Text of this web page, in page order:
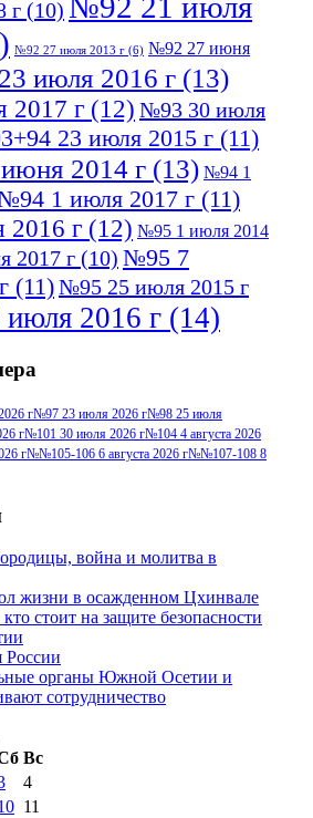
г (10)
№92 27 июля 2013 г (6) №92 27 июня
июля 2016 г (13)
2017 г (12) №93 30 июля
23 июля 2015 г (11)
2014 г (13) №94 1
1 июля 2017 г (11)
г (12) №95 1 июля 2014
2017 г (10) №95 7
(11)№95 25 июля 2015 г
2016 г (14)
№96 9 августа 2012
2015 г(9) №96+97 3
№96+97 30 июля
№97 30 июля 2015 г
2015 г
№98 5 июля 2014 г(10)
г
г(14) №98+99 11 июля
№99 4 августа
8 июля 2014 г
(11)
(12)
г№97 23 июля 2026 г№98 25 июля
г№101 30 июля 2026 г№104 4 августа 2026
г№№105-106 6 августа 2026 г№№107-108 8
война и молитва в
жизни в осажденном Цхинвале
кто стоит на защите безопасности
России
органы Южной Осетии и
сотрудничество
Вс
4
11